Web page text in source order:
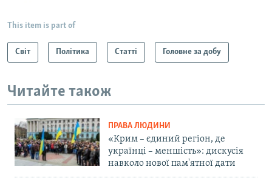
This item is part of
Світ Політика Статті Головне за добу
Читайте також
ПРАВА ЛЮДИНИ
«Крим – єдиний регіон, де
українці – меншість»: дискусія
навколо нової пам'ятної дати